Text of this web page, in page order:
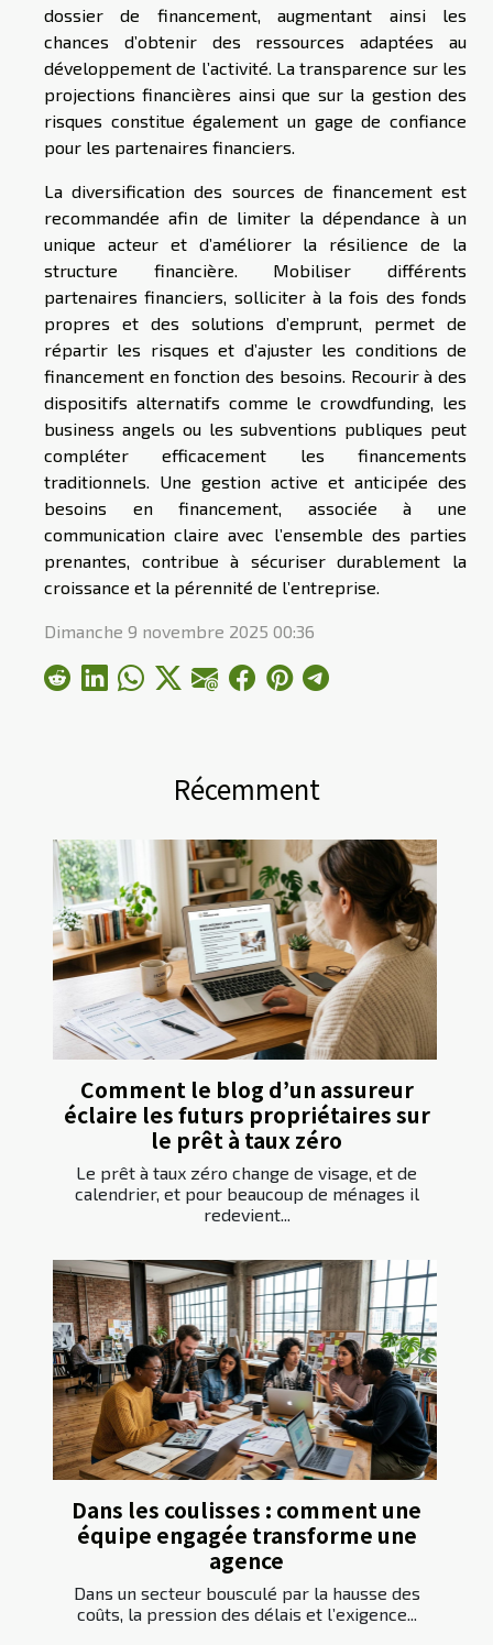
Récemment
Comment le blog d’un assureur
éclaire les futurs propriétaires sur
le prêt à taux zéro
Le prêt à taux zéro change de visage, et de
calendrier, et pour beaucoup de ménages il
redevient...
Dans les coulisses : comment une
équipe engagée transforme une
agence
Dans un secteur bousculé par la hausse des
coûts, la pression des délais et l’exigence...
dossier de financement, augmentant ainsi les
chances d’obtenir des ressources adaptées au
développement de l’activité. La transparence sur les
projections financières ainsi que sur la gestion des
risques constitue également un gage de confiance
pour les partenaires financiers.
La diversification des sources de financement est
recommandée afin de limiter la dépendance à un
unique acteur et d’améliorer la résilience de la
structure financière. Mobiliser différents
partenaires financiers, solliciter à la fois des fonds
propres et des solutions d’emprunt, permet de
répartir les risques et d’ajuster les conditions de
financement en fonction des besoins. Recourir à des
dispositifs alternatifs comme le crowdfunding, les
business angels ou les subventions publiques peut
compléter efficacement les financements
traditionnels. Une gestion active et anticipée des
besoins en financement, associée à une
communication claire avec l’ensemble des parties
prenantes, contribue à sécuriser durablement la
croissance et la pérennité de l’entreprise.
Dimanche 9 novembre 2025 00:36